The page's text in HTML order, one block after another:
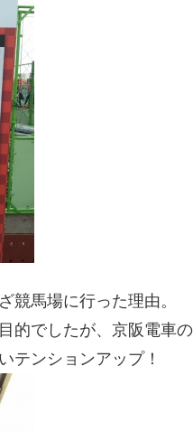
競馬場に行った理由。
的でしたが、京阪電車
テンションアップ！